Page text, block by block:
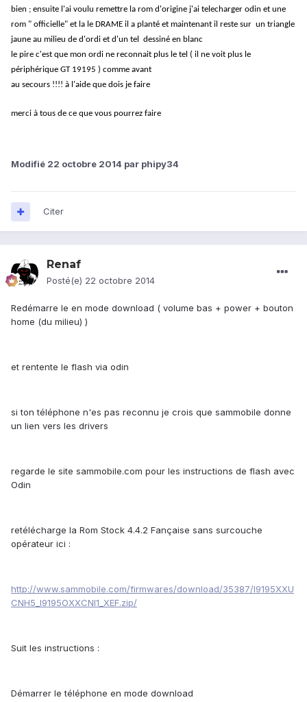
bien ; ensuite l'ai voulu remettre la rom d'origine j'ai telecharger odin et une
rom " officielle" et la le DRAME il a planté et maintenant il reste sur un triangle
jaune au milieu de d'ordi et d'un tel dessiné en blanc
le pire c'est que mon ordi ne reconnait plus le tel ( il ne voit plus le
périphérique GT 19195 ) comme avant
au secours !!!! à l'aide que dois je faire
merci à tous de ce que vous pourrez faire
Modifié 22 octobre 2014 par phipy34
Citer
Renaf
Posté(e) 22 octobre 2014
Redémarre le en mode download ( volume bas + power + bouton
home (du milieu) )
et rentente le flash via odin
si ton téléphone n'es pas reconnu je crois que sammobile donne
un lien vers les drivers
regarde le site sammobile.com pour les instructions de flash avec
Odin
retélécharge la Rom Stock 4.4.2 Fançaise sans surcouche
opérateur ici :
http://www.sammobile.com/firmwares/download/35387/I9195XXU
CNH5_I9195OXXCNI1_XEF.zip/
Suit les instructions :
Démarrer le téléphone en mode download